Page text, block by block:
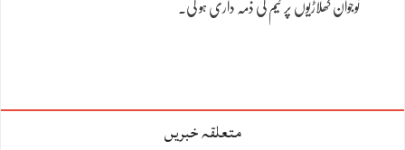
نوجوان کھلاڑیوں پر ٹیم کی ذمہ داری ہو گی۔
متعلقہ خبریں